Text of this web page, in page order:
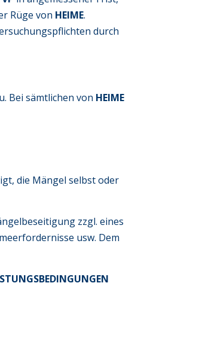
Rüge von HEIME.
durch
Bei sämtlichen von HEIME
die Mängel selbst oder
zzgl. eines
usw. Dem